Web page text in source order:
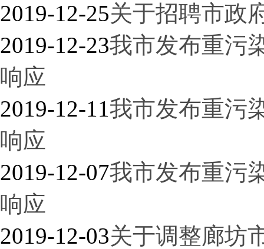
2019-12-25关于招聘市政
2019-12-23我市发布重污
响应
2019-12-11我市发布重污
响应
2019-12-07我市发布重污
响应
2019-12-03关于调整廊坊